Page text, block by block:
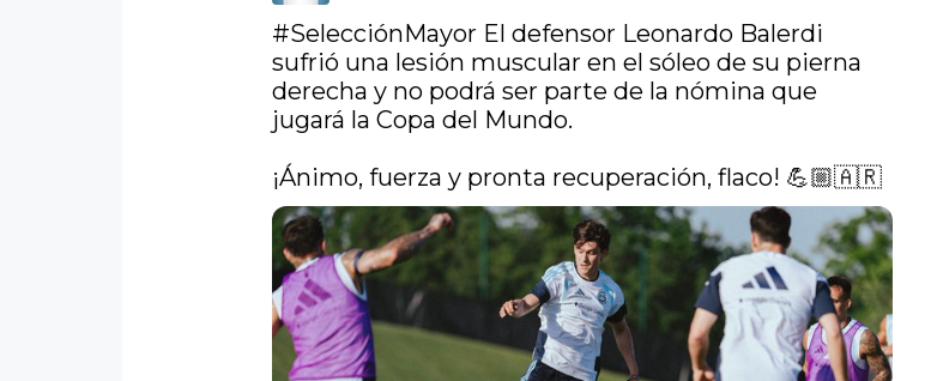
#SelecciónMayor El defensor Leonardo Balerdi
sufrió una lesión muscular en el sóleo de su pierna
derecha y no podrá ser parte de la nómina que
jugará la Copa del Mundo.
¡Ánimo, fuerza y pronta recuperación, flaco! 💪🏼🇦🇷